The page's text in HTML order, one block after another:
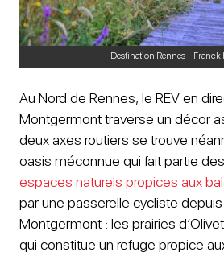
Destination Rennes – Franck
Au Nord de Rennes, le REV en
Montgermont traverse un décor
deux axes routiers se trouve
oasis méconnue qui fait partie
espaces naturels propices aux
par une passerelle cycliste
Montgermont : les prairies
qui constitue un refuge propice